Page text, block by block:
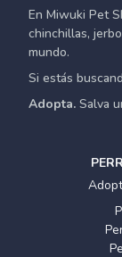
En Miwuki Pet
chinchillas,
mundo.
Si estás
Adopta. Salva